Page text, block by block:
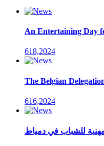
An Entertaining Day
618,2024
The Belgian
616,2024
للشباب في دمياط